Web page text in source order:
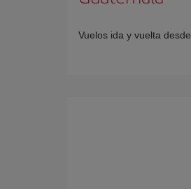
Vuelos ida y vuelta desde